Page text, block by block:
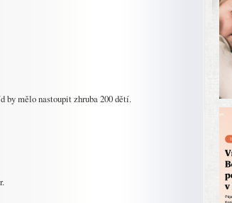
by mělo nastoupit zhruba 200 dětí.